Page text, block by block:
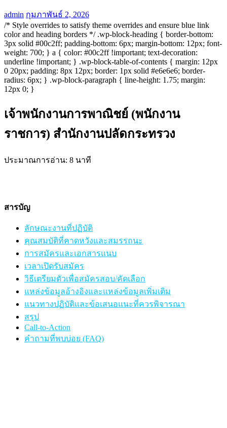
admin กุมภาพันธ์ 2, 2026
/* Style overrides to satisfy theme overrides and ensure blue link
color and heading borders */ .wp-block-heading { border-bottom:
3px solid #00c2ff; padding-bottom: 6px; margin-bottom: 12px; font-
weight: 700; } a { color: #00c2ff !important; text-decoration:
underline !important; } .wp-block-table-of-contents { margin: 12px
0 20px; padding: 8px 12px; border: 1px solid #e6e6e6; border-
radius: 6px; } .wp-block-paragraph { line-height: 1.75; margin:
12px 0; }
เจ้าพนักงานการพาณิชย์ (พนักงาน
ราชการ) สำนักงานปลัดกระทรวง
ประมาณการอ่าน: 8 นาที
สารบัญ
ลักษณะงานที่ปฏิบัติ
คุณสมบัติที่คาดหวังและสมรรถนะ
การสมัครและเอกสารแนบ
เวลาเปิดรับสมัคร
วิธีเตรียมตัวเพื่อสมัครสอบ/คัดเลือก
แหล่งข้อมูลอ้างอิงและแหล่งข้อมูลเพิ่มเติม
แนวทางปฏิบัติและข้อเสนอแนะที่ควรพิจารณา
สรุป
Call-to-Action
คำถามที่พบบ่อย (FAQ)